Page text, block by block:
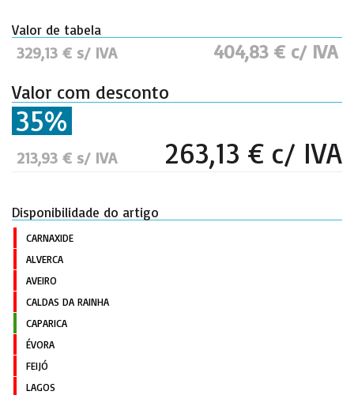
Valor de tabela
329,13 € s/ IVA 404,83 € c/ IVA
Valor com desconto
35%
213,93 € s/ IVA 263,13 € c/ IVA
Disponibilidade do artigo
CARNAXIDE
ALVERCA
AVEIRO
CALDAS DA RAINHA
CAPARICA
ÉVORA
FEIJÓ
LAGOS